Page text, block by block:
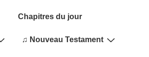
Chapitres du jour
♫ Nouveau Testament